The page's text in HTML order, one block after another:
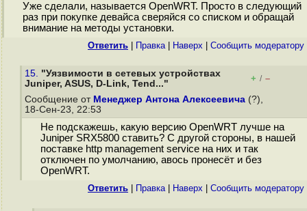
Уже сделали, называется OpenWRT. Просто в следующий
раз при покупке девайса сверяйся со списком и обращай
внимание на методы установки.
Ответить Правка| Наверх Cообщить модератору
15. "Уязвимости в сетевых устройствах
Juniper, ASUS, D-Link, Tend..."
+ / –
Сообщение от Менеджер Антона Алексеевича (?),
18-Сен-23, 22:53
Не подскажешь, какую версию OpenWRT лучше на
Juniper SRX5800 ставить? С другой стороны, в нашей
поставке http management service на них и так
отключен по умолчанию, авось пронесёт и без
OpenWRT.
Ответить Правка| Наверх Cообщить модератору